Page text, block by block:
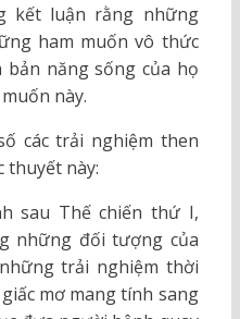
kết luận rằng những
ham muốn vô thức
năng sống của họ
này.
các trải nghiệm then
thuyết này:
sau Thế chiến thứ I,
những đối tượng của
trải nghiệm thời
mơ mang tính sang